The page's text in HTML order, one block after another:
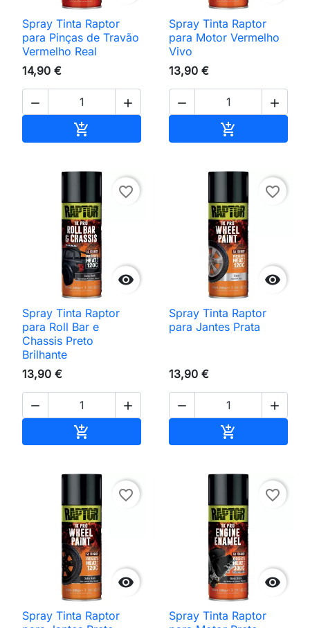
Spray Tinta Raptor
para Pinças de Travão
Vermelho Real
14,90 €
 

Spray Tinta Raptor
para Motor Vermelho
Vivo
13,90 €
 


favorite_border
Spray Tinta Raptor
para Roll Bar e
Chassis Preto
Brilhante
13,90 €
 


favorite_border
Spray Tinta Raptor
para Jantes Prata
13,90 €
 


favorite_border
Spray Tinta Raptor

favorite_border
Spray Tinta Raptor